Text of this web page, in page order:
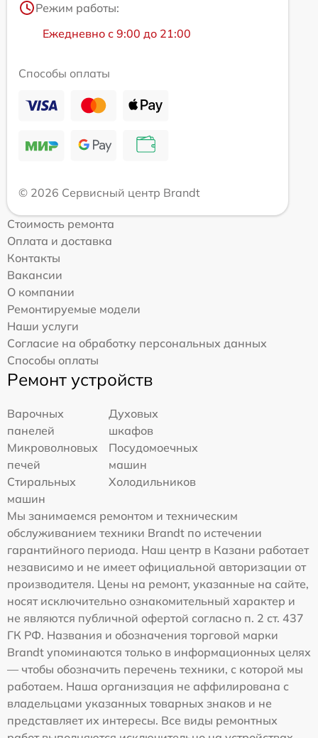
Режим работы:
Ежедневно с 9:00 до 21:00
Способы оплаты
© 2026 Сервисный центр Brandt
Стоимость ремонта
Оплата и доставка
Контакты
Вакансии
О компании
Ремонтируемые модели
Наши услуги
Согласие на обработку персональных данных
Способы оплаты
Ремонт устройств
Варочных
панелей
Духовых
шкафов
Микроволновых
печей
Посудомоечных
машин
Стиральных
машин
Холодильников
Мы занимаемся ремонтом и техническим
обслуживанием техники Brandt по истечении
гарантийного периода. Наш центр в Казани работает
независимо и не имеет официальной авторизации от
производителя. Цены на ремонт, указанные на сайте,
носят исключительно ознакомительный характер и
не являются публичной офертой согласно п. 2 ст. 437
ГК РФ. Названия и обозначения торговой марки
Brandt упоминаются только в информационных целях
— чтобы обозначить перечень техники, с которой мы
работаем. Наша организация не аффилирована с
владельцами указанных товарных знаков и не
представляет их интересы. Все виды ремонтных